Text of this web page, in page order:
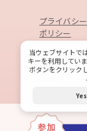
プライバシー
ポリシー
©
当ウェブサイトで
キーを利用してい
ボタンをクリック
Yes